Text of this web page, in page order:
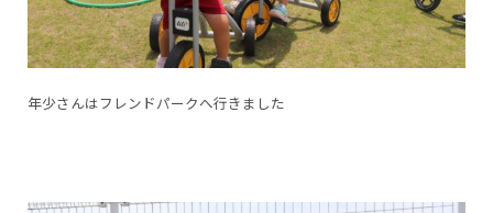
年少さんはフレンドパークへ行きました